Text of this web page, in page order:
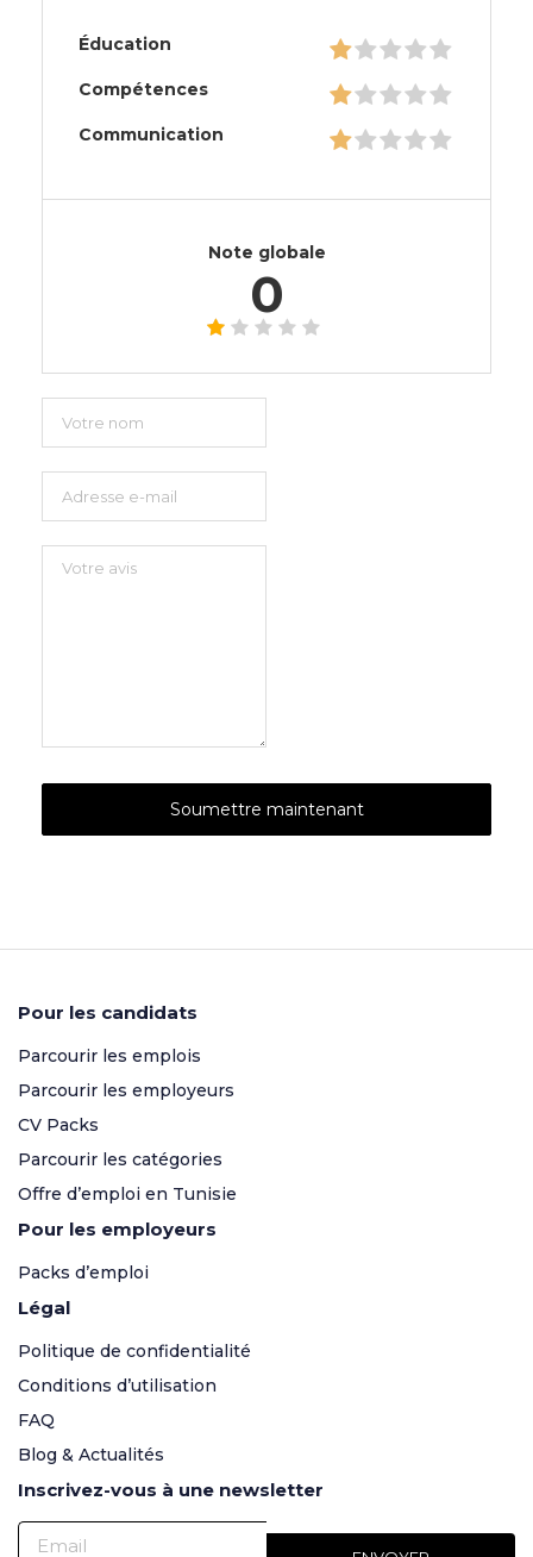
Éducation
Compétences
Communication
Note globale
0
Pour les candidats
Parcourir les emplois
Parcourir les employeurs
CV Packs
Parcourir les catégories
Offre d’emploi en Tunisie
Pour les employeurs
Packs d’emploi
Légal
Politique de confidentialité
Conditions d’utilisation
FAQ
Blog & Actualités
Inscrivez-vous à une newsletter